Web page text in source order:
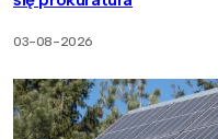
03-08-2026